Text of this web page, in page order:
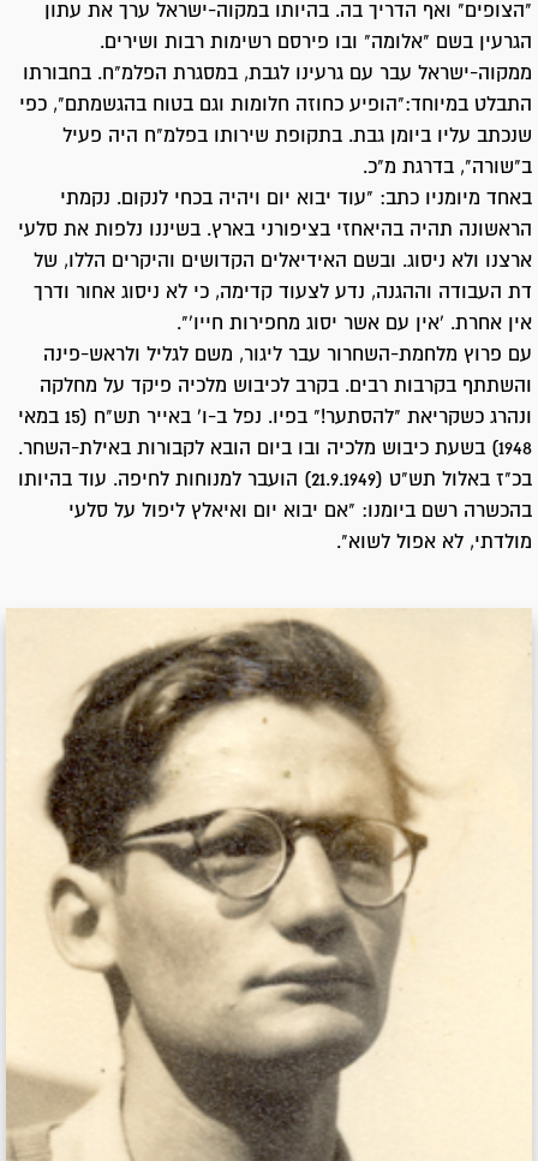
"הצופים" ואף הדריך בה. בהיותו במקוה-ישראל ערך את עתון
הגרעין בשם "אלומה" ובו פירסם רשימות רבות ושירים.
ממקוה-ישראל עבר עם גרעינו לגבת, במסגרת הפלמ"ח. בחבורתו
התבלט במיוחד:"הופיע כחוזה חלומות וגם בטוח בהגשמתם", כפי
שנכתב עליו ביומן גבת. בתקופת שירותו בפלמ"ח היה פעיל
ב"שורה", בדרגת מ"כ.
באחד מיומניו כתב: "עוד יבוא יום ויהיה בכחי לנקום. נקמתי
הראשונה תהיה בהיאחזי בציפורני בארץ. בשיננו נלפות את סלעי
ארצנו ולא ניסוג. ובשם האידיאלים הקדושים והיקרים הללו, של
דת העבודה וההגנה, נדע לצעוד קדימה, כי לא ניסוג אחור ודרך
אין אחרת. 'אין עם אשר יסוג מחפירות חייו'".
עם פרוץ מלחמת-השחרור עבר ליגור, משם לגליל ולראש-פינה
והשתתף בקרבות רבים. בקרב לכיבוש מלכיה פיקד על מחלקה
ונהרג כשקריאת "להסתער!" בפיו. נפל ב-ו' באייר תש"ח (15 במאי
1948) בשעת כיבוש מלכיה ובו ביום הובא לקבורות באילת-השחר.
בכ"ז באלול תש"ט (21.9.1949) הועבר למנוחות לחיפה. עוד בהיותו
בהכשרה רשם ביומנו: "אם יבוא יום ואיאלץ ליפול על סלעי
מולדתי, לא אפול לשוא".